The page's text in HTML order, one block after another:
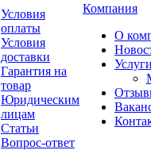
Условия
оплаты
Условия
доставки
Гарантия на
товар
Юридическим
лицам
Статьи
Вопрос-ответ
Компания
О